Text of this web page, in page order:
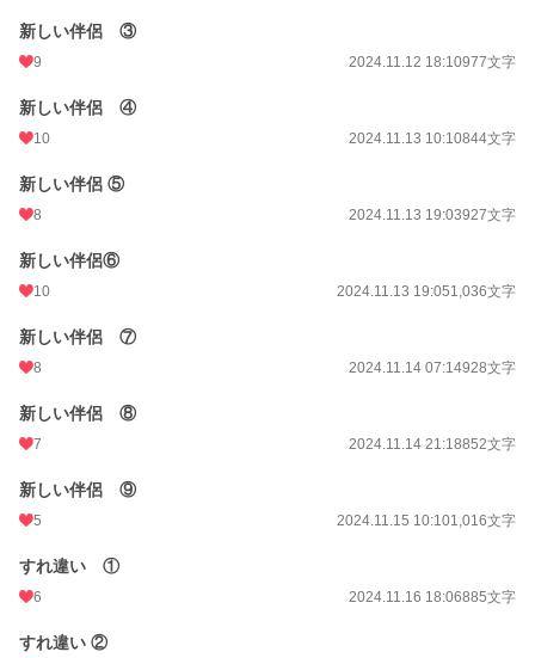
新しい伴侶 ③
9 2024.11.12 18:10977文字
新しい伴侶 ④
10 2024.11.13 10:10844文字
新しい伴侶 ⑤
8 2024.11.13 19:03927文字
新しい伴侶⑥
10 2024.11.13 19:051,036文字
新しい伴侶 ⑦
8 2024.11.14 07:14928文字
新しい伴侶 ⑧
7 2024.11.14 21:18852文字
新しい伴侶 ⑨
5 2024.11.15 10:101,016文字
すれ違い ①
6 2024.11.16 18:06885文字
すれ違い ②